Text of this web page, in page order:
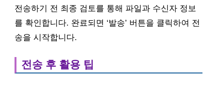
전송하기 전 최종 검토를 통해 파일과 수신자 정보
를 확인합니다. 완료되면 ‘발송’ 버튼을 클릭하여 전
송을 시작합니다.
전송 후 활용 팁